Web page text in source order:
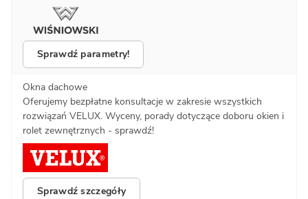
Sprawdź parametry!
Okna dachowe
Oferujemy bezpłatne konsultacje w zakresie wszystkich
rozwiązań VELUX. Wyceny, porady dotyczące doboru okien i
rolet zewnętrznych - sprawdź!
Sprawdź szczegóły